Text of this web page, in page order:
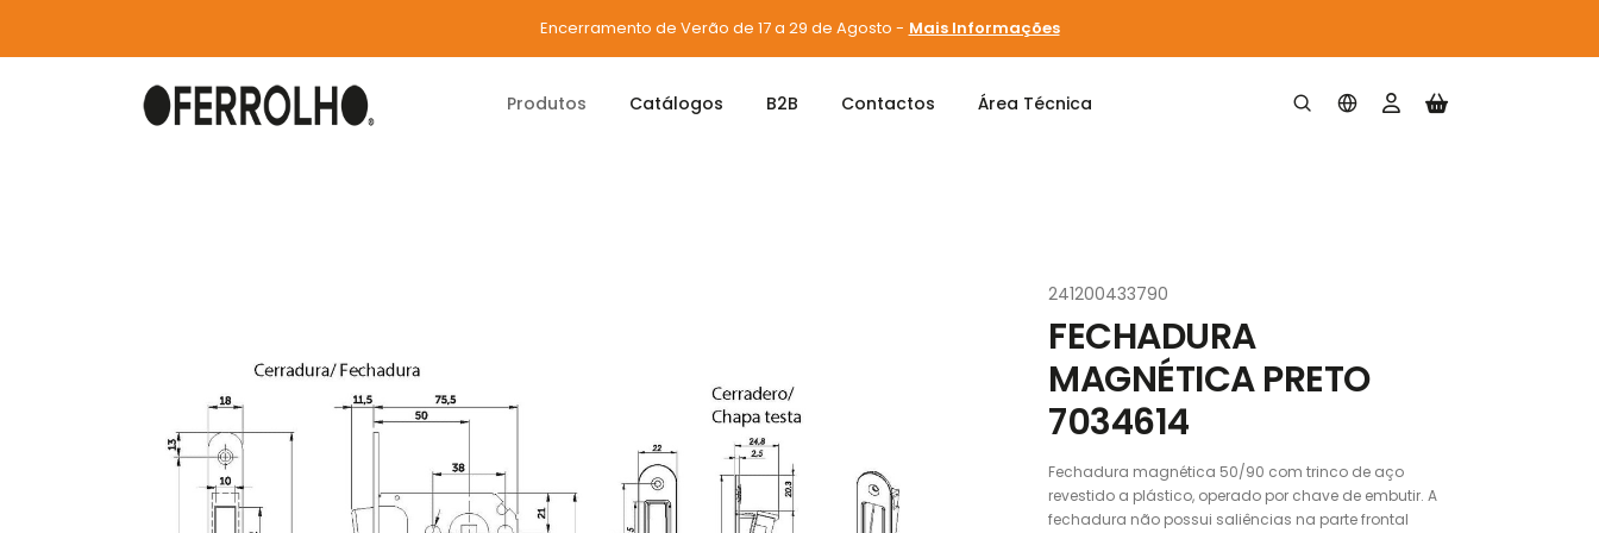
Encerramento de Verão de 17 a 29 de Agosto - Mais Informações
Produtos Catálogos B2B Contactos Área Técnica
Home Produtos Carpintaria FECHADURA MAGNÉTICA PRETO 7034614
241200433790
FECHADURA
MAGNÉTICA PRETO
7034614
Fechadura magnética 50/90 com trinco de aço
revestido a plástico, operado por chave de embutir. A
fechadura não possui saliências na parte frontal